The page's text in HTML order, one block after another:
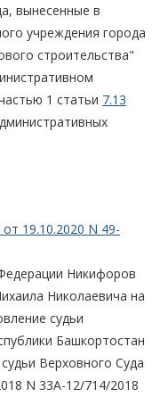
вынесенные в
учреждения города
строительства"
1 статьи 7.13
19.10.2020 N 49-
Никифоров
Николаевича на
судьи
Башкортостан
Верховного Суда
N 33А-12/714/2018